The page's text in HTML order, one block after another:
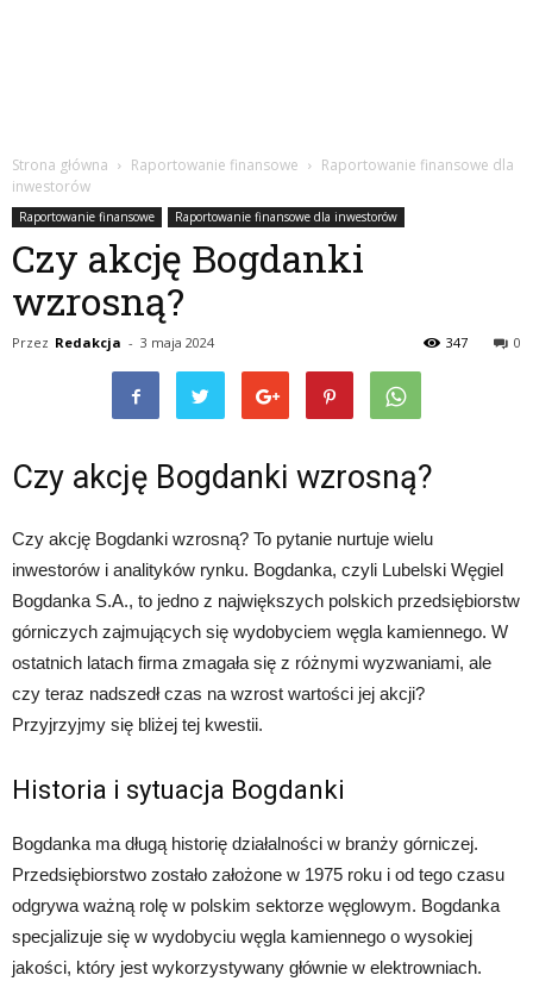
Strona główna Raportowanie finansowe
Raportowanie finansowe dla
inwestorów
Raportowanie finansowe Raportowanie finansowe dla inwestorów
Czy akcję Bogdanki
wzrosną?
Przez Redakcja - 3 maja 2024 0
347
Czy akcję Bogdanki wzrosną?
Czy akcję Bogdanki wzrosną? To pytanie nurtuje wielu
inwestorów i analityków rynku. Bogdanka, czyli Lubelski Węgiel
Bogdanka S.A., to jedno z największych polskich przedsiębiorstw
górniczych zajmujących się wydobyciem węgla kamiennego. W
ostatnich latach firma zmagała się z różnymi wyzwaniami, ale
czy teraz nadszedł czas na wzrost wartości jej akcji?
Przyjrzyjmy się bliżej tej kwestii.
Historia i sytuacja Bogdanki
Bogdanka ma długą historię działalności w branży górniczej.
Przedsiębiorstwo zostało założone w 1975 roku i od tego czasu
odgrywa ważną rolę w polskim sektorze węglowym. Bogdanka
specjalizuje się w wydobyciu węgla kamiennego o wysokiej
jakości, który jest wykorzystywany głównie w elektrowniach.